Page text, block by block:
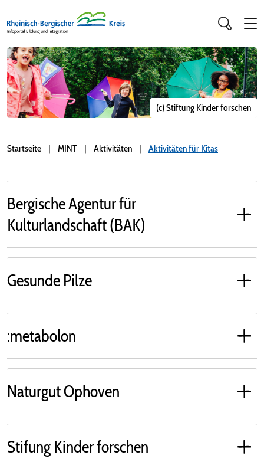
(c) Stiftung Kinder forschen
Startseite MINT Aktivitäten Aktivitäten für Kitas
Bergische Agentur für
Kulturlandschaft (BAK)
Gesunde Pilze
:metabolon
Naturgut Ophoven
Stifung Kinder forschen